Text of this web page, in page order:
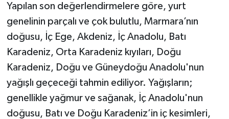
Yapılan son değerlendirmelere göre, yurt
genelinin parçalı ve çok bulutlu, Marmara’nın
doğusu, İç Ege, Akdeniz, İç Anadolu, Batı
Karadeniz, Orta Karadeniz kıyıları, Doğu
Karadeniz, Doğu ve Güneydoğu Anadolu'nun
yağışlı geçeceği tahmin ediliyor. Yağışların;
genellikle yağmur ve sağanak, İç Anadolu'nun
doğusu, Batı ve Doğu Karadeniz’in iç kesimleri,